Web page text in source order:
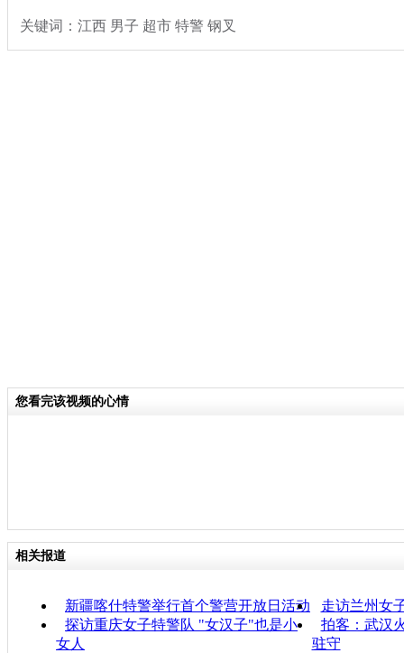
关键词：江西 男子 超市 特警 钢叉
您看完该视频的心情
相关报道
新疆喀什特警举行首个警营开放日活动
走访兰州女
探访重庆女子特警队 "女汉子"也是小
女人
拍客：武汉
驻守